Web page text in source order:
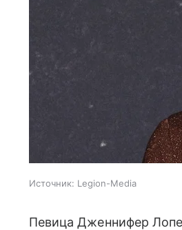
Источник: Legion-Media
Певица Дженнифер